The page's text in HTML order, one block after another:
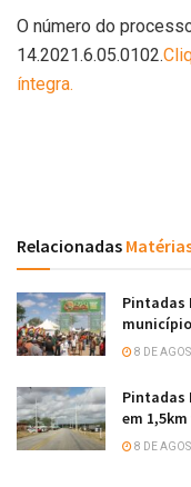
O número do
14.2021.6.05.0102.
íntegra.
Relacionadas
Pintadas
8 DE
Pintadas
em
8 DE